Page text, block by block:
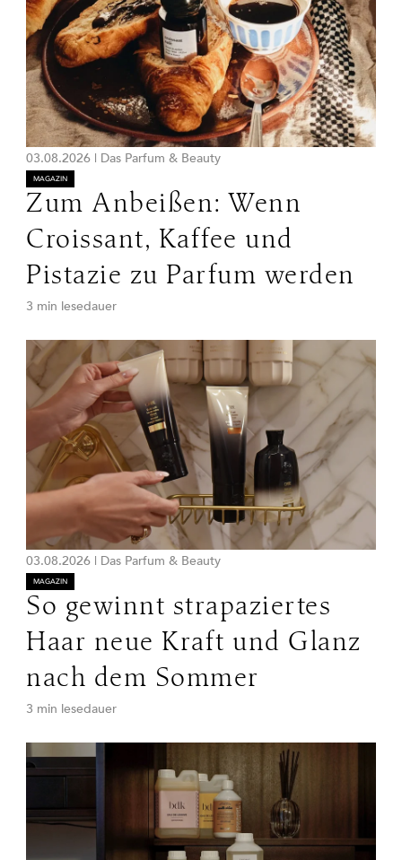
03.08.2026 | Das Parfum & Beauty
MAGAZIN
Zum Anbeißen: Wenn
Croissant, Kaffee und
Pistazie zu Parfum werden
3 min lesedauer
03.08.2026 | Das Parfum & Beauty
MAGAZIN
So gewinnt strapaziertes
Haar neue Kraft und Glanz
nach dem Sommer
3 min lesedauer